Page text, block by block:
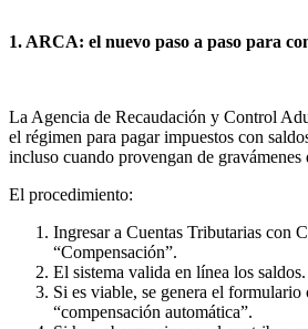
1. ARCA: el nuevo paso a paso para
La Agencia de Recaudación y Control
el régimen para pagar impuestos con
incluso cuando provengan de gravámenes
El procedimiento:
Ingresar a Cuentas Tributarias con
“Compensación”.
El sistema valida en línea los saldos.
Si es viable, se genera el formulario
“compensación automática”.